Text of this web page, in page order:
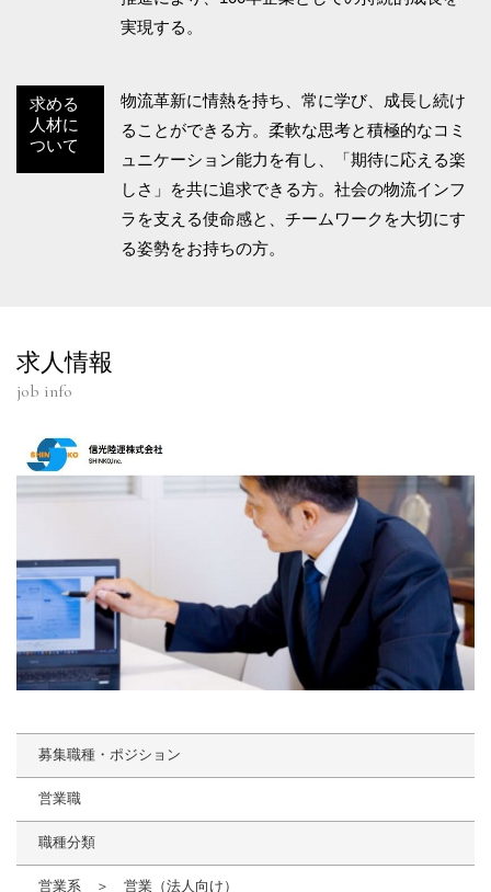
実現する。
求める
人材に
ついて
物流革新に情熱を持ち、常に学び、成長し続け
ることができる方。柔軟な思考と積極的なコミ
ュニケーション能力を有し、「期待に応える楽
しさ」を共に追求できる方。社会の物流インフ
ラを支える使命感と、チームワークを大切にす
る姿勢をお持ちの方。
求人情報
job info
募集職種・ポジション
営業職
職種分類
営業系 ＞ 営業（法人向け）